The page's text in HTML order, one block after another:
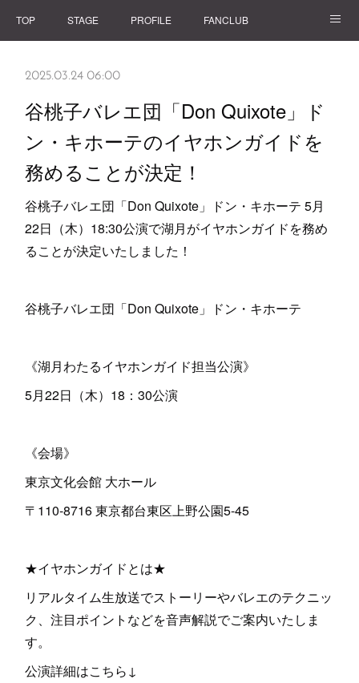
TOP STAGE PROFILE FANCLUB
2025.03.24 06:00
谷桃子バレエ団「Don Quixote」ド
ン・キホーテのイヤホンガイドを
務めることが決定！
谷桃子バレエ団「Don Quixote」ドン・キホーテ 5月
22日（木）18:30公演で湖月がイヤホンガイドを務め
ることが決定いたしました！
谷桃子バレエ団「Don Quixote」ドン・キホーテ
《湖月わたるイヤホンガイド担当公演》
5月22日（木）18：30公演
《会場》
東京文化会館 大ホール
〒110-8716 東京都台東区上野公園5-45
★イヤホンガイドとは★
リアルタイム生放送でストーリーやバレエのテクニッ
ク、注目ポイントなどを音声解説でご案内いたしま
す。
公演詳細はこちら↓